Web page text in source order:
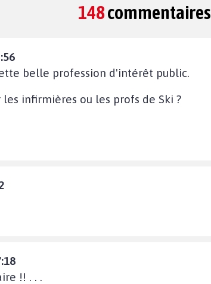
148commentaires
belle profession d'intérêt public.
infirmières ou les profs de Ski ?
!! . . .